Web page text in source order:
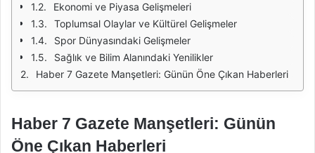
Ekonomi ve Piyasa Gelişmeleri
Toplumsal Olaylar ve Kültürel Gelişmeler
Spor Dünyasındaki Gelişmeler
Sağlık ve Bilim Alanındaki Yenilikler
Haber 7 Gazete Manşetleri: Günün Öne Çıkan Haberleri
Haber 7 Gazete Manşetleri: Günün
Öne Çıkan Haberleri